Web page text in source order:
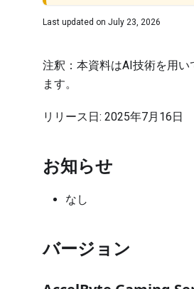
Last updated on July 23, 2026
注釈：本資料はAI技術を用い
ます。
リリース日: 2025年7月16日
お知らせ
なし
バージョン